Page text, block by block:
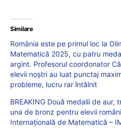
Similare
România este pe primul loc la
Matematică 2025, cu patru
argint. Profesorul coordonator
elevii noștri au luat punctaj
probleme, lucru rar întâlnit
BREAKING Două medalii de aur,
una de bronz pentru elevii
Internațională de Matematică –